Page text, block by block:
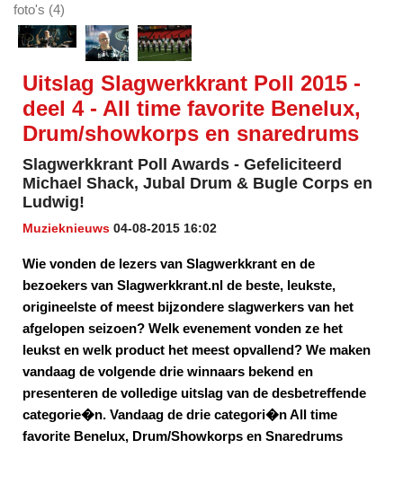
foto's (4)
Uitslag Slagwerkkrant Poll 2015 -
deel 4 - All time favorite Benelux,
Drum/showkorps en snaredrums
Slagwerkkrant Poll Awards - Gefeliciteerd
Michael Shack, Jubal Drum & Bugle Corps en
Ludwig!
Muzieknieuws 04-08-2015 16:02
Wie vonden de lezers van Slagwerkkrant en de
bezoekers van Slagwerkkrant.nl de beste, leukste,
origineelste of meest bijzondere slagwerkers van het
afgelopen seizoen? Welk evenement vonden ze het
leukst en welk product het meest opvallend? We maken
vandaag de volgende drie winnaars bekend en
presenteren de volledige uitslag van de desbetreffende
categorie�n. Vandaag de drie categori�n All time
favorite Benelux, Drum/Showkorps en Snaredrums